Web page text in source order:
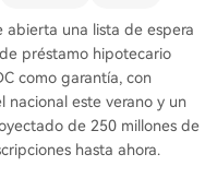
una lista de espera
préstamo hipotecario
como garantía, con
nacional este verano y un
de 250 millones de
hasta ahora.